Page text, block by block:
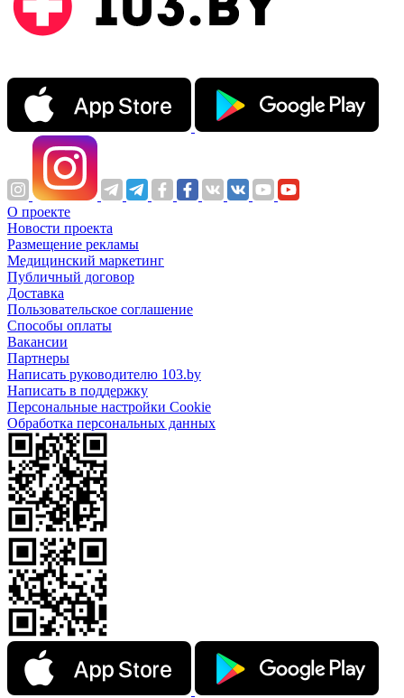
О проекте
Новости проекта
Размещение рекламы
Медицинский маркетинг
Публичный договор
Доставка
Пользовательское соглашение
Способы оплаты
Вакансии
Партнеры
Написать руководителю 103.by
Написать в поддержку
Персональные настройки Cookie
Обработка персональных данных